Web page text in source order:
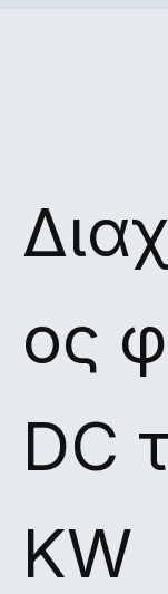
ος
DC
KW